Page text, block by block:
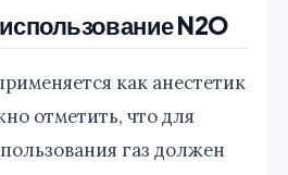
N2O
как анестетик
отметить, что для
газ должен